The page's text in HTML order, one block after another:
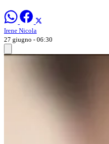
Irene Nicola
27 giugno - 06:30